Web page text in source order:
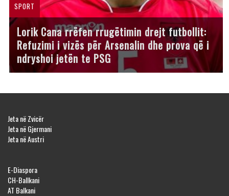
SPORT
Lorik Cana rrëfen rrugëtimin drejt futbollit:
Refuzimi i vizës për Arsenalin dhe prova që i
ndryshoi jetën te PSG
Jeta në Zvicër
Jeta në Gjermani
Jeta në Austri
E-Diaspora
CH-Ballkani
AT Balkani